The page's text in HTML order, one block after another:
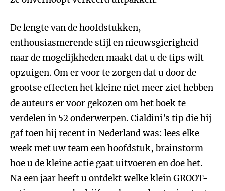
De lengte van de hoofdstukken,
enthousiasmerende stijl en nieuwsgierigheid
naar de mogelijkheden maakt dat u de tips wilt
opzuigen. Om er voor te zorgen dat u door de
grootse effecten het kleine niet meer ziet hebben
de auteurs er voor gekozen om het boek te
verdelen in 52 onderwerpen. Cialdini’s tip die hij
gaf toen hij recent in Nederland was: lees elke
week met uw team een hoofdstuk, brainstorm
hoe u de kleine actie gaat uitvoeren en doe het.
Na een jaar heeft u ontdekt welke klein GROOT-